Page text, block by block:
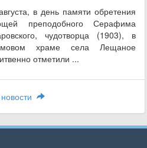
в день памяти обретения
преподобного Серафима
чудотворца (1903), в
храме села Лещаное
отметили ...